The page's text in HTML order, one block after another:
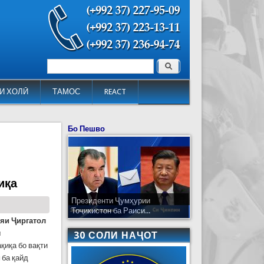
ХОЛӢ ТАМОС REACT
Форма поиска Поиск
Ҷиргатол
бо вақти
қайд
Бо Пешво
Президенти Ҷумҳурии
Тоҷикистон ба Раиси...
30 СОЛИ НАҶОТ